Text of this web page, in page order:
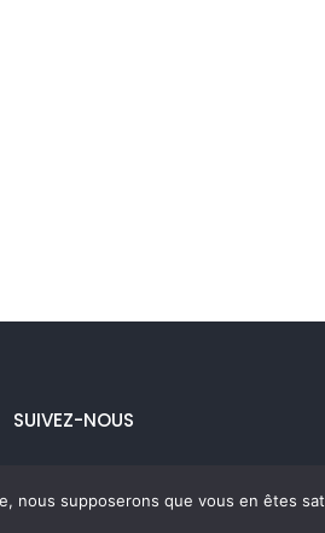
SUIVEZ-NOUS
nous supposerons que vous en êtes